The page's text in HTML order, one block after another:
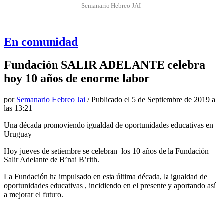
Semanario Hebreo JAI
En comunidad
Fundación SALIR ADELANTE celebra
hoy 10 años de enorme labor
por Semanario Hebreo Jai / Publicado el 5 de Septiembre de 2019 a
las 13:21
Una década promoviendo igualdad de oportunidades educativas en
Uruguay
Hoy jueves de setiembre se celebran los 10 años de la Fundación
Salir Adelante de B’nai B’rith.
La Fundación ha impulsado en esta última década, la igualdad de
oportunidades educativas , incidiendo en el presente y aportando así
a mejorar el futuro.